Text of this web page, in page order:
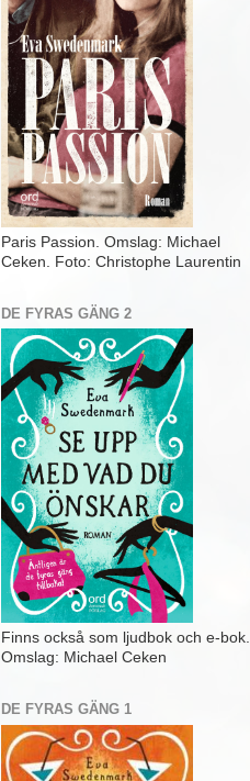
Paris Passion. Omslag: Michael
Ceken. Foto: Christophe Laurentin
DE FYRAS GÄNG 2
Finns också som ljudbok och e-bok.
Omslag: Michael Ceken
DE FYRAS GÄNG 1